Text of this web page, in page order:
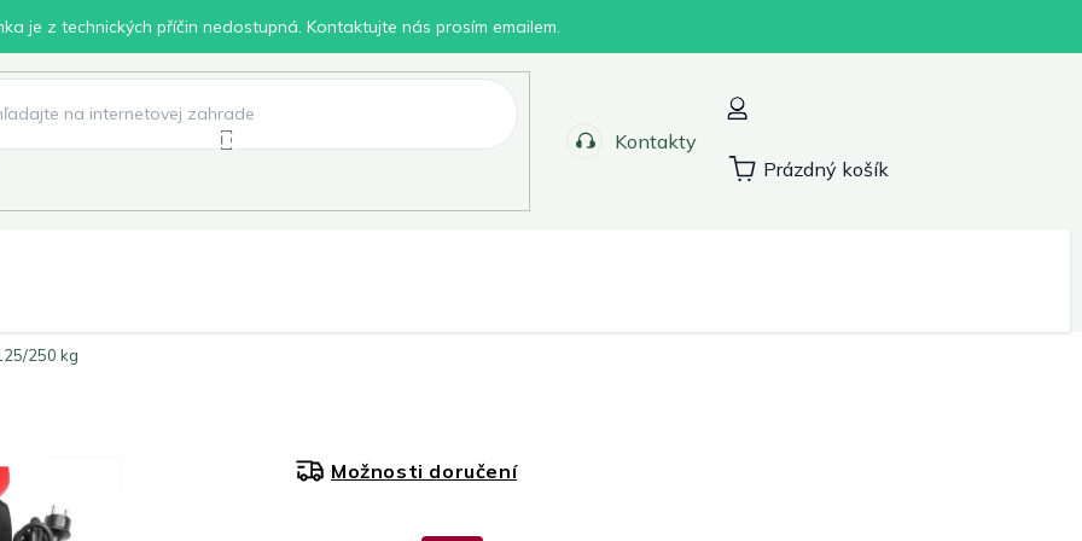
je z technických příčin nedostupná. Kontaktujte nás prosím emailem.
Kontakty
Nákupní
Prázdný košík
250 kg
Možnosti doručení